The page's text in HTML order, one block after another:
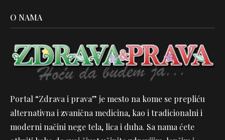
O NAMA
Portal “Zdrava i prava” je mesto na kome se prepliću
alternativna i zvanična medicina, kao i tradicionalni i
moderni načini nege tela, lica i duha. Sa nama ćete